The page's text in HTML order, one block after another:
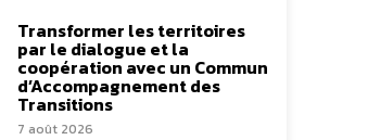
Transformer les territoires
par le dialogue et la
coopération avec un Commun
d’Accompagnement des
Transitions
7 août 2026